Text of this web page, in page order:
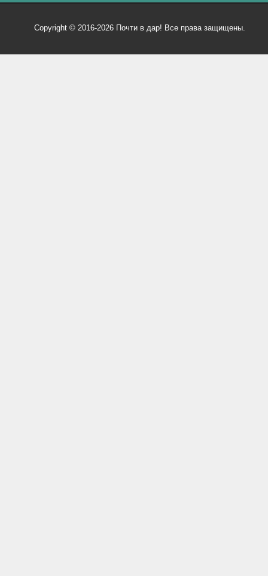
Copyright © 2016-2026 Почти в дар! Все права защищены.